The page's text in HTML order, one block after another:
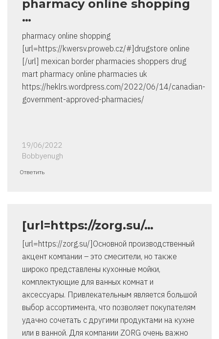
pharmacy online shopping
…
pharmacy online shopping
[url=https://kwersv.proweb.cz/#]drugstore online
[/url] mexican border pharmacies shoppers drug
mart pharmacy online pharmacies uk
https://heklrs.wordpress.com/2022/06/14/canadian-
government-approved-pharmacies/
19/06/2022
Bobbyenugh
Ответить
[url=https://zorg.su/…
[url=https://zorg.su/]Основной производственный
акцент компании – это смесители, но также
широко представлены кухонные мойки,
комплектующие для ванных комнат и
аксессуары. Привлекательным является большой
выбор ассортимента, что позволяет покупателям
удачно сочетать с другими продуктами на кухне
или в ванной. Для компании ZORG очень важно